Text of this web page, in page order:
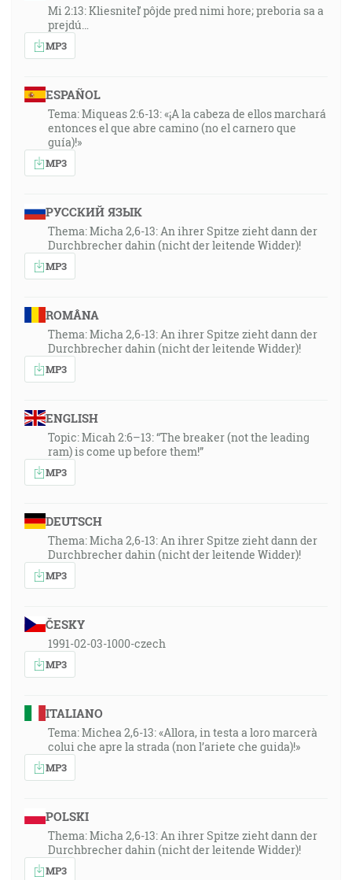
Mi 2:13: Kliesniteľ pôjde pred nimi hore; preboria sa a
prejdú…
MP3
ESPAÑOL
Tema: Miqueas 2:6-13: «¡A la cabeza de ellos marchará
entonces el que abre camino (no el carnero que
guía)!»
MP3
РУССКИЙ ЯЗЫК
Thema: Micha 2,6-13: An ihrer Spitze zieht dann der
Durchbrecher dahin (nicht der leitende Widder)!
MP3
ROMÂNA
Thema: Micha 2,6-13: An ihrer Spitze zieht dann der
Durchbrecher dahin (nicht der leitende Widder)!
MP3
ENGLISH
Topic: Micah 2:6–13: “The breaker (not the leading
ram) is come up before them!”
MP3
DEUTSCH
Thema: Micha 2,6-13: An ihrer Spitze zieht dann der
Durchbrecher dahin (nicht der leitende Widder)!
MP3
ČESKY
1991-02-03-1000-czech
MP3
ITALIANO
Tema: Michea 2,6-13: «Allora, in testa a loro marcerà
colui che apre la strada (non l’ariete che guida)!»
MP3
POLSKI
Thema: Micha 2,6-13: An ihrer Spitze zieht dann der
Durchbrecher dahin (nicht der leitende Widder)!
MP3